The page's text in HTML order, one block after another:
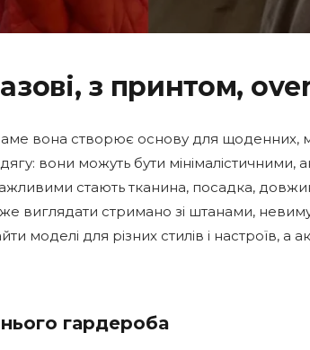
з принтом,
вона створює основу для щоденних,
вони можуть бути мінімалістичними,
стають тканина, посадка,
виглядати стримано зі штанами,
для різних стилів і настроїв, а
гардероба